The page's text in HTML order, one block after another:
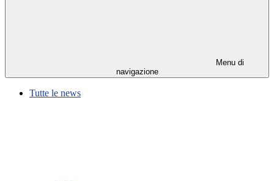
Menu di
navigazione
Tutte le news